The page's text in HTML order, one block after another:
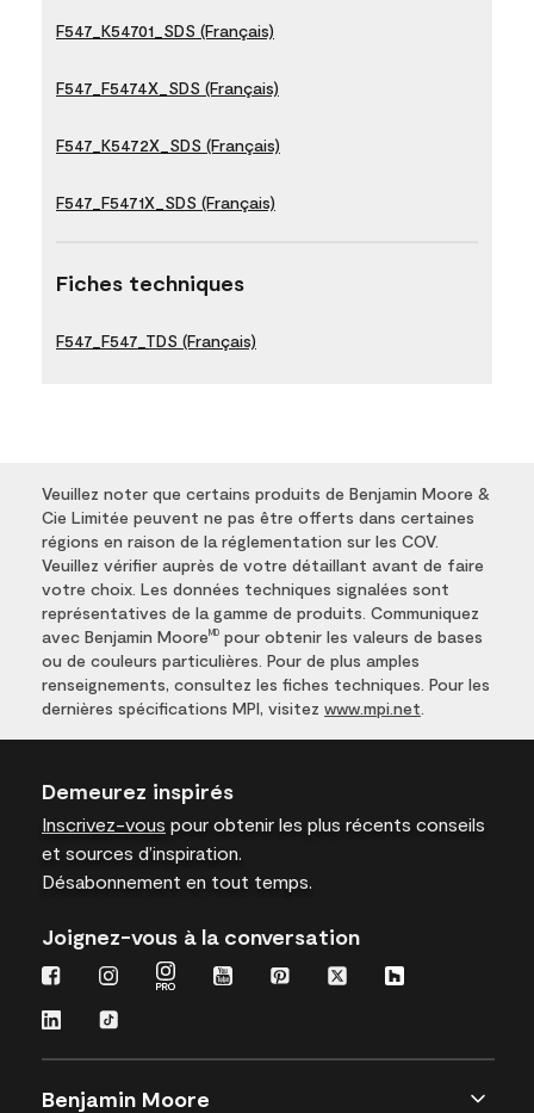
F547_K54701_SDS (Français)
F547_F5474X_SDS (Français)
F547_K5472X_SDS (Français)
F547_F5471X_SDS (Français)
Fiches techniques
F547_F547_TDS (Français)
Veuillez noter que certains produits de Benjamin Moore &
Cie Limitée peuvent ne pas être offerts dans certaines
régions en raison de la réglementation sur les COV.
Veuillez vérifier auprès de votre détaillant avant de faire
votre choix. Les données techniques signalées sont
représentatives de la gamme de produits. Communiquez
avec Benjamin Moore MD pour obtenir les valeurs de bases
ou de couleurs particulières. Pour de plus amples
renseignements, consultez les fiches techniques. Pour les
dernières spécifications MPI, visitez www.mpi.net
Demeurez inspirés
Inscrivez-vous pour obtenir les plus récents conseils
et sources d’inspiration.
Désabonnement en tout temps.
Joignez-vous à la conversation
Benjamin Moore